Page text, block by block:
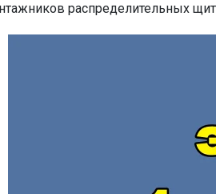
распределительных